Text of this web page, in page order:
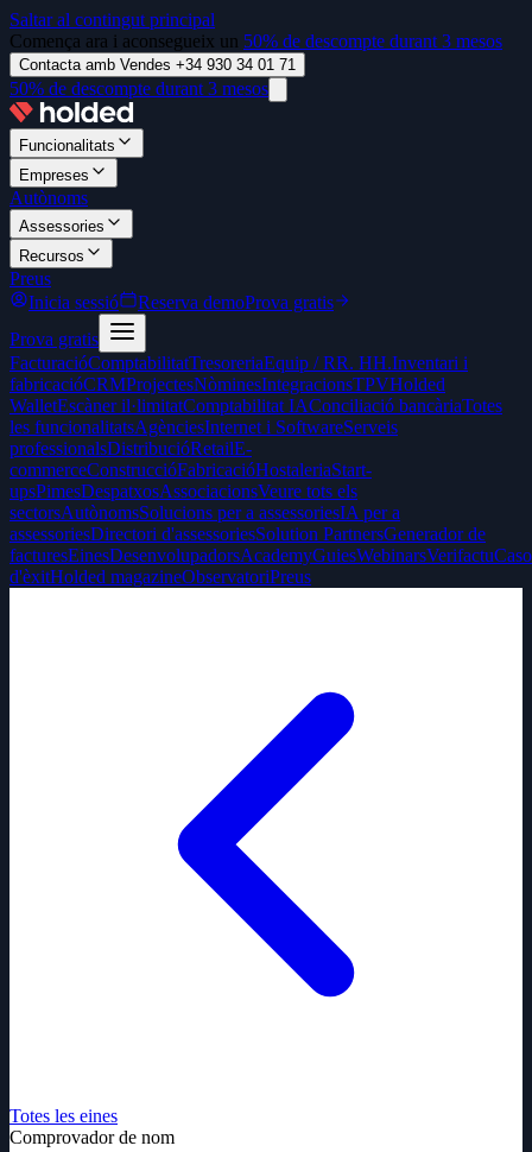
Saltar al contingut principal
Comença ara i aconsegueix un 50% de descompte durant 3 mesos
Contacta amb Vendes +34 930 34 01 71
50% de descompte durant 3 mesos
Funcionalitats
Empreses
Autònoms
Assessories
Recursos
Preus
Inicia sessió
Reserva demoProva gratis
Prova gratis
FacturacióComptabilitatTresoreriaEquip / RR. HH.Inventari i
fabricacióCRMProjectesNòminesIntegracionsTPVHolded
WalletEscàner il·limitatComptabilitat IAConciliació bancàriaTotes
les funcionalitatsAgènciesInternet i SoftwareServeis
professionalsDistribucióRetailE-
commerceConstruccióFabricacióHostaleriaStart-
upsPimesDespatxosAssociacionsVeure tots els
sectorsAutònomsSolucions per a assessoriesIA per a
assessoriesDirectori d'assessoriesSolution PartnersGenerador de
facturesEinesDesenvolupadorsAcademyGuiesWebinarsVerifactu
d'èxitHolded magazineObservatoriPreus
Totes les eines
Comprovador de nom